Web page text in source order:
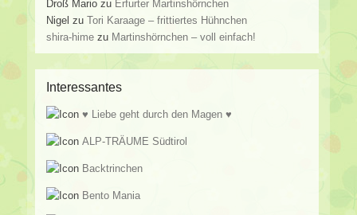
Droß Mario zu Erfurter Martinshörnchen
Nigel zuTori Karaage – frittiertes Hühnchen
shira-hime zu Martinshörnchen – voll einfach!
Interessantes
♥ Liebe geht durch den Magen ♥
ALP-TRÄUME Südtirol
Backtrinchen
Bento Mania